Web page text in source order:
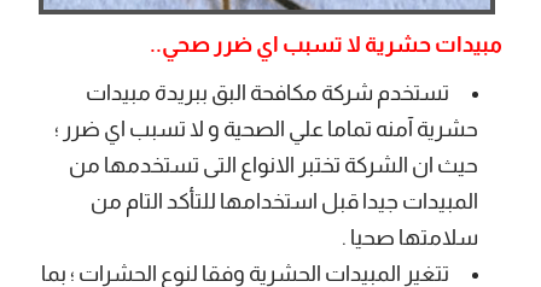
مبيدات حشرية لا تسبب اي ضرر صحي..
تستخدم شركة مكافحة البق ببريدة مبيدات
حشرية آمنه تماما علي الصحية و لا تسبب اي ضرر ؛
حيث ان الشركة تختبر الانواع التى تستخدمها من
المبيدات جيدا قبل استخدامها للتأكد التام من
سلامتها صحيا .
تتغير المبيدات الحشرية وفقا لنوع الحشرات ؛ بما